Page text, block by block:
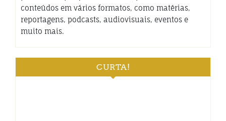
conteúdos em vários formatos, como matérias,
reportagens, podcasts, audiovisuais, eventos e
muito mais.
CURTA!